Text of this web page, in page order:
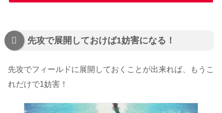
先攻で展開しておけば1妨害になる！
先攻でフィールドに展開しておくことが出来れば、もうこ
れだけで1妨害！